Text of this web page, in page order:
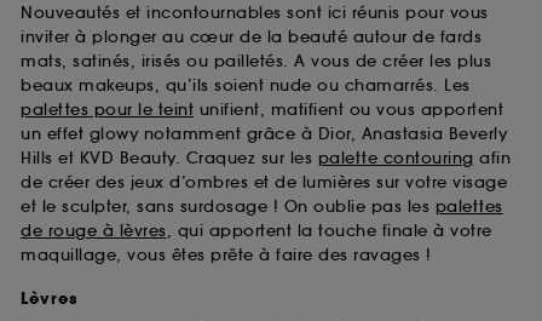
Nouveautés et incontournables sont ici réunis pour vous
inviter à plonger au cœur de la beauté autour de fards
mats, satinés, irisés ou pailletés. A vous de créer les plus
beaux makeups, qu’ils soient nude ou chamarrés. Les
palettes pour le teint unifient, matifient ou vous apportent
un effet glowy notamment grâce à Dior, Anastasia Beverly
Hills et KVD Beauty. Craquez sur les palette contouring afin
de créer des jeux d’ombres et de lumières sur votre visage
et le sculpter, sans surdosage ! On oublie pas les palettes
de rouge à lèvres, qui apportent la touche finale à votre
maquillage, vous êtes prête à faire des ravages !
Lèvres